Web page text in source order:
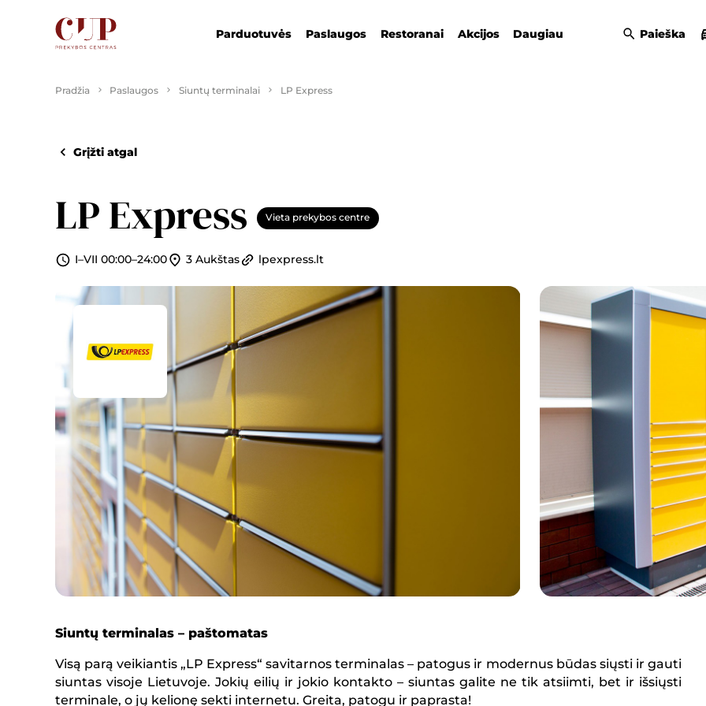
Parduotuvės Paslaugos Restoranai Akcijos Daugiau Paieška
Pradžia Paslaugos Siuntų terminalai LP Express
Grįžti atgal
LP Express Vieta prekybos centre
I–VII 00:00–24:00 3 Aukštas lpexpress.lt
Siuntų terminalas – paštomatas
Visą parą veikiantis „LP Express“ savitarnos terminalas – patogus ir modernus būdas siųsti ir gauti
siuntas visoje Lietuvoje. Jokių eilių ir jokio kontakto – siuntas galite ne tik atsiimti, bet ir išsiųsti
terminale, o jų kelionę sekti internetu. Greita, patogu ir paprasta!